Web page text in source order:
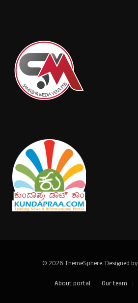
© 2026 ThemeSphere. Designed by
About portal
Our team